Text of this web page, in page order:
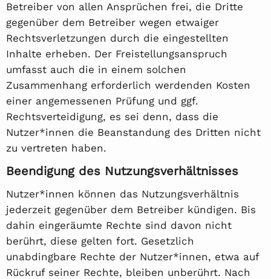
Betreiber von allen Ansprüchen frei, die Dritte
gegenüber dem Betreiber wegen etwaiger
Rechtsverletzungen durch die eingestellten
Inhalte erheben. Der Freistellungsanspruch
umfasst auch die in einem solchen
Zusammenhang erforderlich werdenden Kosten
einer angemessenen Prüfung und ggf.
Rechtsverteidigung, es sei denn, dass die
Nutzer*innen die Beanstandung des Dritten nicht
zu vertreten haben.
Beendigung des Nutzungsverhältnisses
Nutzer*innen können das Nutzungsverhältnis
jederzeit gegenüber dem Betreiber kündigen. Bis
dahin eingeräumte Rechte sind davon nicht
berührt, diese gelten fort. Gesetzlich
unabdingbare Rechte der Nutzer*innen, etwa auf
Rückruf seiner Rechte, bleiben unberührt. Nach